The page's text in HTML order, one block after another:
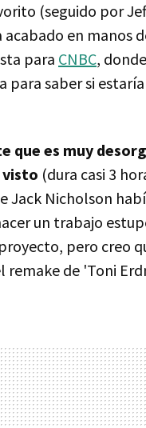
(seguido por
en manos
para CNBC,
para saber si
que es muy
visto (dura casi 3
Jack Nicholson
un trabajo
pero creo
de 'Toni